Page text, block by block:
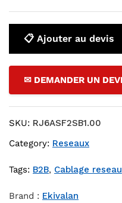
📋 Ajouter au devis
✉ DEMANDER UN
SKU: RJ6ASF2SB1.00
Category: Reseaux
Tags: B2B, Cablage reseau
Brand : Ekivalan